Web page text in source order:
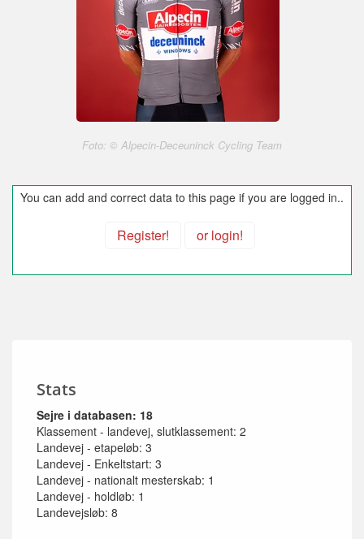
Foto: © Alpecin-Deceuninck Cycling Team
You can add and correct data to this page if you are logged in..
Register! or login!
Stats
Sejre i databasen: 18
Klassement - landevej, slutklassement: 2
Landevej - etapeløb: 3
Landevej - Enkeltstart: 3
Landevej - nationalt mesterskab: 1
Landevej - holdløb: 1
Landevejsløb: 8